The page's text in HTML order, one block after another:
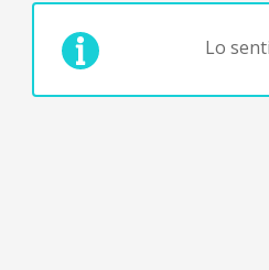
Lo